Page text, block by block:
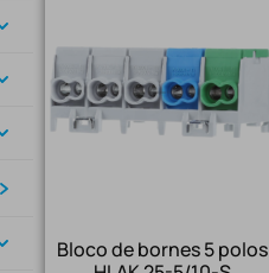
Bloco de bornes 5 polos